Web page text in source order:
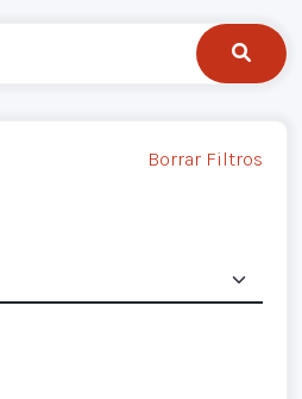
Borrar Filtros